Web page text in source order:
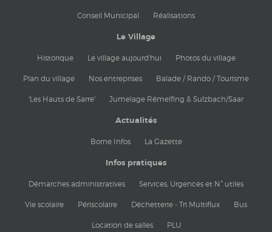
Conseil Municipal Réalisations
Le Village
Historique Le village aujourd'hui Photos du village
Plan du village Nos entreprises Balade / Rando / Tourisme
'Les Hauts de Sarre' Jumelage Rémelfing & Sulzbach/Saar
Actualités
Borne Infos La Gazette
Infos pratiques
Démarches administratives Services, Urgences et N° utiles
Vie scolaire Périscolaire Déchetterie - Tri Multiflux Bus
Location de salles PLU